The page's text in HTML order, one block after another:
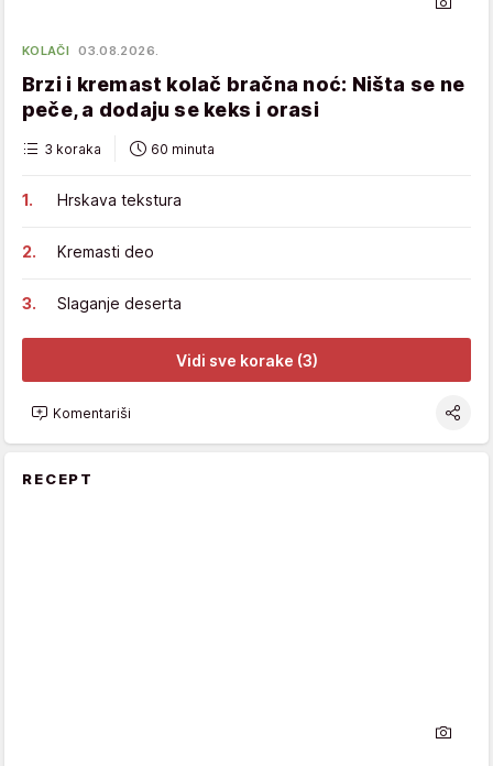
KOLAČI 03.08.2026.
Brzi i kremast kolač bračna noć: Ništa se ne
peče, a dodaju se keks i orasi
3 koraka 60 minuta
Hrskava tekstura
Kremasti deo
Slaganje deserta
Vidi sve korake (3)
Komentariši
RECEPT